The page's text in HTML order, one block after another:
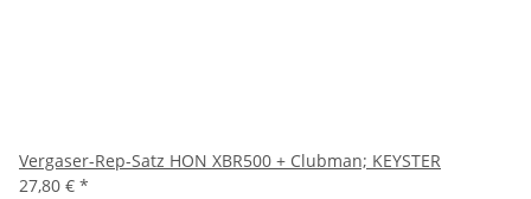
Vergaser-Rep-Satz HON XBR500 + Clubman; KEYSTER
27,80 € *